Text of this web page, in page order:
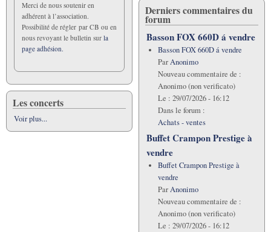
Merci de nous soutenir en
adhérent à l’association.
Possibilité de régler par CB ou en
nous revoyant le bulletin sur la
page adhésion.
Les concerts
Voir plus...
Derniers commentaires du
forum
Basson FOX 660D á vendre
Basson FOX 660D á vendre
ParAnonimo
Nouveau commentaire de :
Anonimo (non verificato)
Le : 29/07/2026 - 16:12
Dans le forum :
Achats - ventes
Buffet Crampon Prestige à
vendre
Buffet Crampon Prestige à
vendre
ParAnonimo
Nouveau commentaire de :
Anonimo (non verificato)
Le : 29/07/2026 - 16:12